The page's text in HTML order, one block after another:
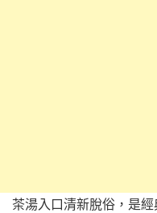
茶湯入口清新脫俗，是經